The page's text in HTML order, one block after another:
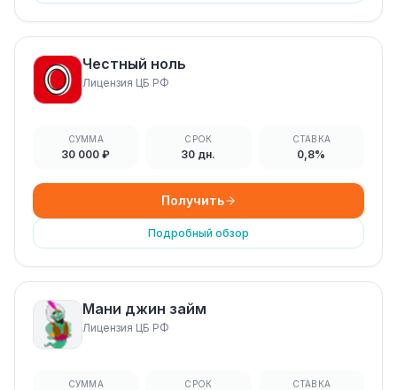
Честный ноль
Лицензия ЦБ РФ
СУММА
30 000 ₽
СРОК
30 дн.
СТАВКА
0,8%
Получить
Подробный обзор
Мани джин займ
Лицензия ЦБ РФ
СУММА СРОК СТАВКА